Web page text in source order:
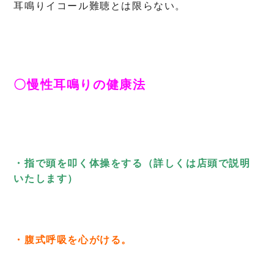
耳鳴りイコール難聴とは限らない。
〇慢性耳鳴りの健康法
・指で頭を叩く体操をする（詳しくは店頭で説明
いたします）
・腹式呼吸を心がける。